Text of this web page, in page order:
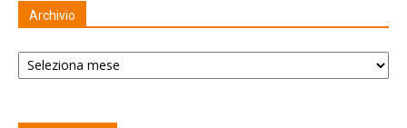
Archivio
Archivio